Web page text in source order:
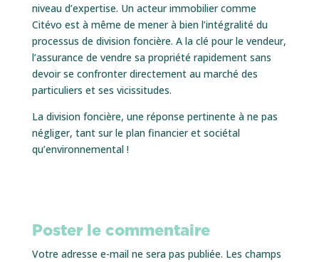
niveau d’expertise. Un acteur immobilier comme
Citévo est à même de mener à bien l’intégralité du
processus de division foncière. A la clé pour le vendeur,
l’assurance de vendre sa propriété rapidement sans
devoir se confronter directement au marché des
particuliers et ses vicissitudes.
La division foncière, une réponse pertinente à ne pas
négliger, tant sur le plan financier et sociétal
qu’environnemental !
Poster le commentaire
Votre adresse e-mail ne sera pas publiée. Les champs